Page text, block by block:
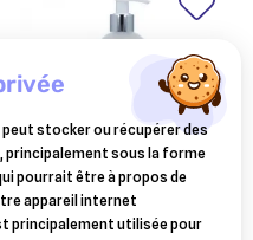
ESC LABORATOIRE
esc laboratoire ice
stocker ou récupérer des
sous la forme
pourrait être à propos de
appareil internet
principalement utilisée pour